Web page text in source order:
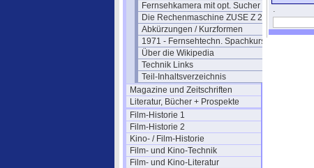
Fernsehkamera mit opt. Sucher
Die Rechenmaschine ZUSE Z 22
Abkürzungen / Kurzformen
1971 - Fernsehtechn. Spachkurs
Über die Wikipedia
Technik Links
Teil-Inhaltsverzeichnis
Magazine und Zeitschriften
Literatur, Bücher + Prospekte
Film-Historie 1
Film-Historie 2
Kino- / Film-Historie
Film- und Kino-Technik
Film- und Kino-Literatur
.